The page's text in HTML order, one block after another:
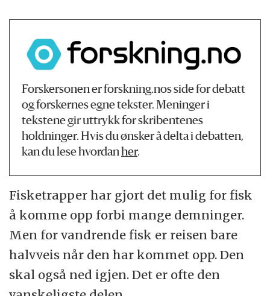
Forskersonen er forskning.nos side for debatt
og forskernes egne tekster. Meninger i
tekstene gir uttrykk for skribentenes
holdninger. Hvis du ønsker å delta i debatten,
kan du lese hvordanher.
Fisketrapper har gjort det mulig for fisk
å komme opp forbi mange demninger.
Men for vandrende fisk er reisen bare
halvveis når den har kommet opp. Den
skal også ned igjen. Det er ofte den